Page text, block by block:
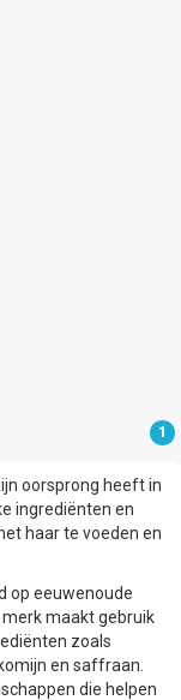
1
oorsprong heeft in
ingrediënten en
haar te voeden en
op eeuwenoude
merk maakt gebruik
zoals
en saffraan.
die helpen